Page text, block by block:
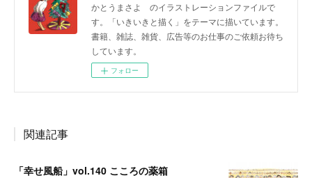
かとうまさよ のイラストレーションファイルで
す。「いきいきと描く」をテーマに描いています。
書籍、雑誌、雑貨、広告等のお仕事のご依頼お待ち
しています。
フォロー
関連記事
「幸せ風船」vol.140 こころの薬箱